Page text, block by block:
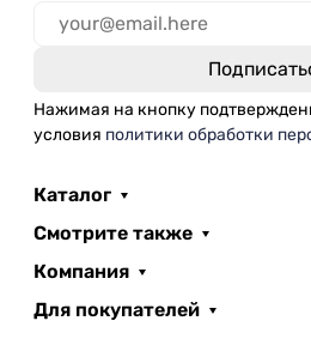
Нажимая на кнопку
условия политики обработки
Каталог
Смотрите также
Компания
Для покупателей